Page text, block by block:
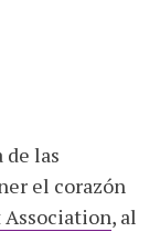
de las
el corazón
, al